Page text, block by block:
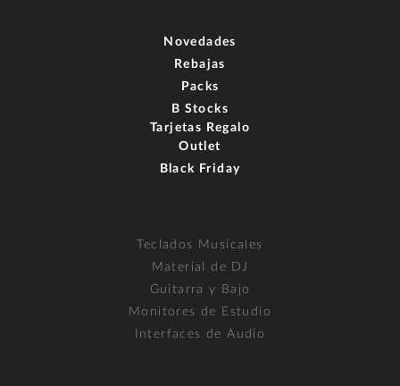
Novedades
Rebajas
Packs
B Stocks
Tarjetas Regalo
Outlet
Black Friday
Teclados Musicales
Material de DJ
Guitarra y Bajo
Monitores de Estudio
Interfaces de Audio